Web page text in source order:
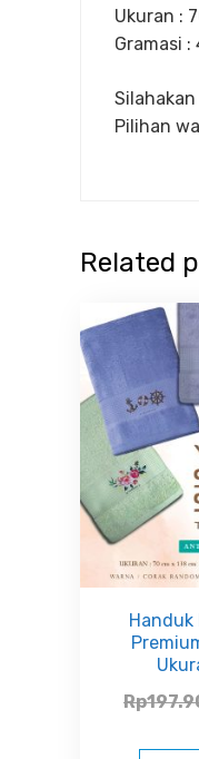
Ukuran :
Gramasi :
Pilihan
Related
Handuk
Rp